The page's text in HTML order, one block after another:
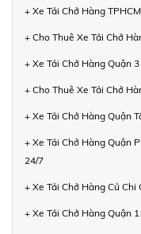
+ Xe Tải Chở Hàng
+ Cho Thuê Xe Tải Chở
+ Xe Tải Chở Hàng Quận
+ Cho Thuê Xe Tải Chở
+ Xe Tải Chở Hàng Quận
+ Xe Tải Chở Hàng Quận
24/7
+ Xe Tải Chở Hàng Củ Chi
+ Xe Tải Chở Hàng Quận